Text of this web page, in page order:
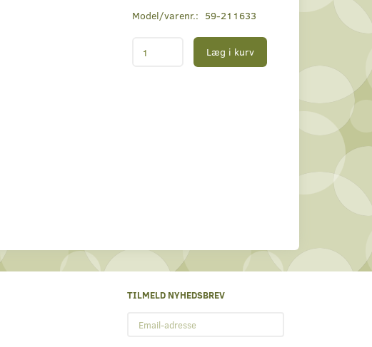
Model/varenr.: 59-211633
Læg i kurv
TILMELD NYHEDSBREV
adresse